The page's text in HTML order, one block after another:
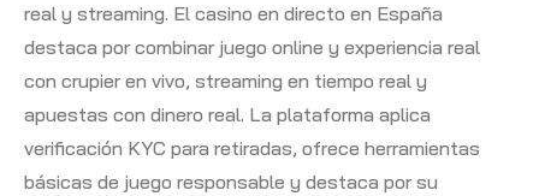
real y streaming. El casino en directo en España
destaca por combinar juego online y experiencia real
con crupier en vivo, streaming en tiempo real y
apuestas con dinero real. La plataforma aplica
verificación KYC para retiradas, ofrece herramientas
básicas de juego responsable y destaca por su